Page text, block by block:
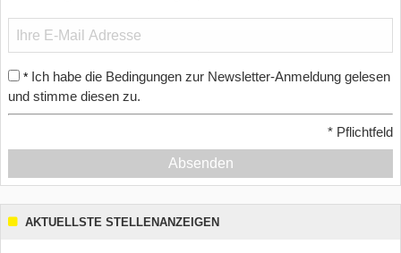
* Ich habe die Bedingungen zur Newsletter-Anmeldung gelesen
und stimme diesen zu.
* Pflichtfeld
Absenden
AKTUELLSTE STELLENANZEIGEN